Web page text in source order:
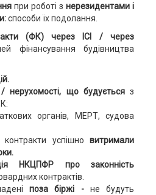
при роботі знерезидентами і
способи їх подолання.
(ФК) через ІСІ / через
фінансування будівництва
нерухомості, що будуєтьсяз
органів, МЕРТ, судова
успішновитримали
НКЦПФР про законність
контрактів.
поза біржі - не будуть